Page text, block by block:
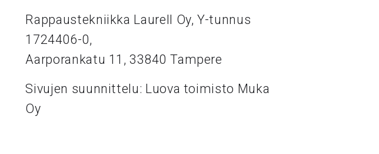
Rappaustekniikka Laurell Oy, Y-tunnus
1724406-0,
Aarporankatu 11, 33840 Tampere
Sivujen suunnittelu: Luova toimisto Muka
Oy